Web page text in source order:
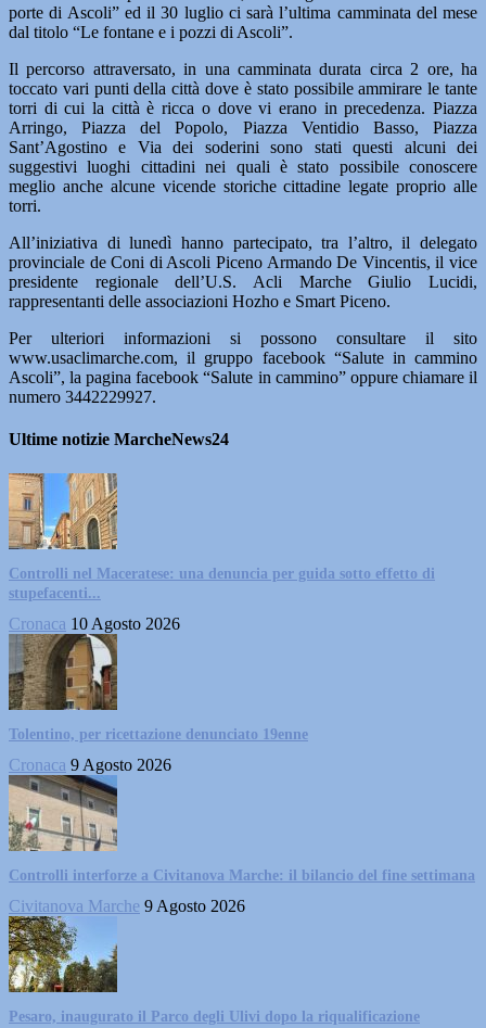
porte di Ascoli” ed il 30 luglio ci sarà l’ultima camminata del mese
dal titolo “Le fontane e i pozzi di Ascoli”.
Il percorso attraversato, in una camminata durata circa 2 ore, ha
toccato vari punti della città dove è stato possibile ammirare le tante
torri di cui la città è ricca o dove vi erano in precedenza. Piazza
Arringo, Piazza del Popolo, Piazza Ventidio Basso, Piazza
Sant’Agostino e Via dei soderini sono stati questi alcuni dei
suggestivi luoghi cittadini nei quali è stato possibile conoscere
meglio anche alcune vicende storiche cittadine legate proprio alle
torri.
All’iniziativa di lunedì hanno partecipato, tra l’altro, il delegato
provinciale de Coni di Ascoli Piceno Armando De Vincentis, il vice
presidente regionale dell’U.S. Acli Marche Giulio Lucidi,
rappresentanti delle associazioni Hozho e Smart Piceno.
Per ulteriori informazioni si possono consultare il sito
www.usaclimarche.com, il gruppo facebook “Salute in cammino
Ascoli”, la pagina facebook “Salute in cammino” oppure chiamare il
numero 3442229927.
Ultime notizie MarcheNews24
Controlli nel Maceratese: una denuncia per guida sotto effetto di
stupefacenti...
Cronaca 10 Agosto 2026
Tolentino, per ricettazione denunciato 19enne
Cronaca 9 Agosto 2026
Controlli interforze a Civitanova Marche: il bilancio del fine settimana
Civitanova Marche 9 Agosto 2026
Pesaro, inaugurato il Parco degli Ulivi dopo la riqualificazione